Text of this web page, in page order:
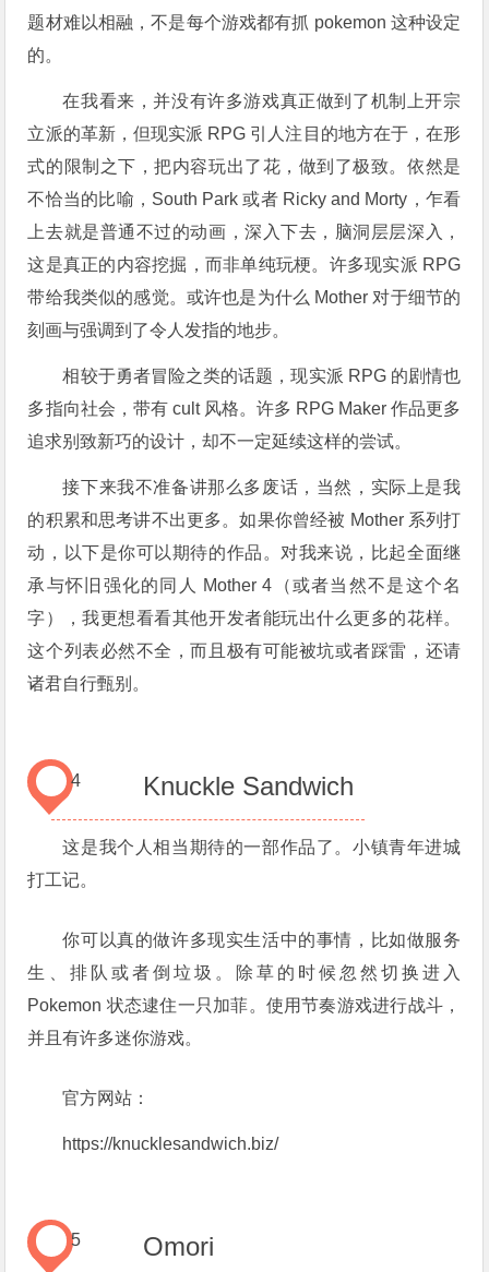
题材难以相融，不是每个游戏都有抓 pokemon 这种设定
的。
在我看来，并没有许多游戏真正做到了机制上开宗
立派的革新，但现实派 RPG 引人注目的地方在于，在形
式的限制之下，把内容玩出了花，做到了极致。依然是
不恰当的比喻，South Park 或者 Ricky and Morty，乍看
上去就是普通不过的动画，深入下去，脑洞层层深入，
这是真正的内容挖掘，而非单纯玩梗。许多现实派 RPG
带给我类似的感觉。或许也是为什么 Mother 对于细节的
刻画与强调到了令人发指的地步。
相较于勇者冒险之类的话题，现实派 RPG 的剧情也
多指向社会，带有 cult 风格。许多 RPG Maker 作品更多
追求别致新巧的设计，却不一定延续这样的尝试。
接下来我不准备讲那么多废话，当然，实际上是我
的积累和思考讲不出更多。如果你曾经被 Mother 系列打
动，以下是你可以期待的作品。对我来说，比起全面继
承与怀旧强化的同人 Mother 4（或者当然不是这个名
字），我更想看看其他开发者能玩出什么更多的花样。
这个列表必然不全，而且极有可能被坑或者踩雷，还请
诸君自行甄别。
4 Knuckle Sandwich
这是我个人相当期待的一部作品了。小镇青年进城
打工记。
你可以真的做许多现实生活中的事情，比如做服务
生、排队或者倒垃圾。除草的时候忽然切换进入
Pokemon 状态逮住一只加菲。使用节奏游戏进行战斗，
并且有许多迷你游戏。
官方网站：
https://knucklesandwich.biz/
5 Omori